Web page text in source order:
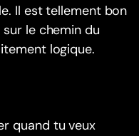
Il est tellement bon
le chemin du
logique.
quand tu veux